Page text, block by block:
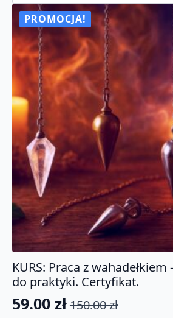
PROMOCJA!
KURS: Praca z
do praktyki. Certyfikat.
150.00zł
Pierwotna
59.00 zł
Aktualna